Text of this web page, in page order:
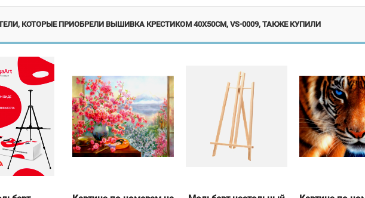
КОТОРЫЕ ПРИОБРЕЛИ ВЫШИВКА КРЕСТИКОМ 40Х50СМ, VS-0009, ТАКЖЕ КУПИЛИ